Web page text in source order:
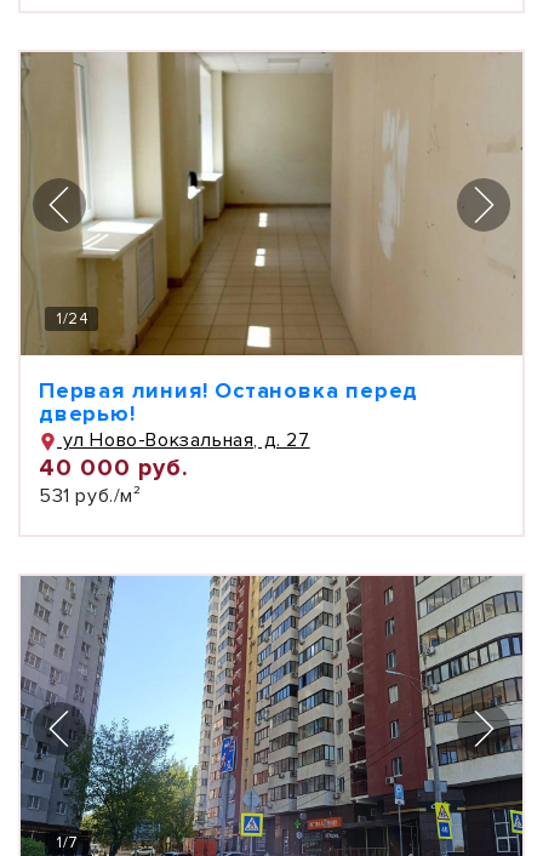
1/24
Первая линия! Остановка перед
дверью!
ул Ново-Вокзальная, д. 27
40 000 руб.
531 руб./м²
1/7